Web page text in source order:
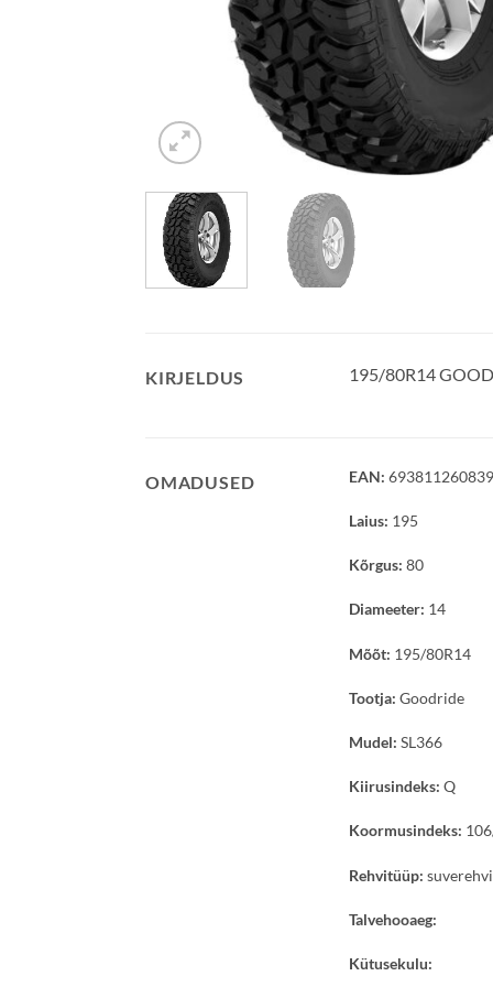
KIRJELDUS 195/80R14
OMADUSED EAN:
Laius: 195
Kõrgus: 80
Diameeter: 14
Mõõt: 195/80R14
Tootja: Goodride
Mudel: SL366
Kiirusindeks: Q
Koormusindeks:
Rehvitüüp:
Talvehooaeg:
Kütusekulu: